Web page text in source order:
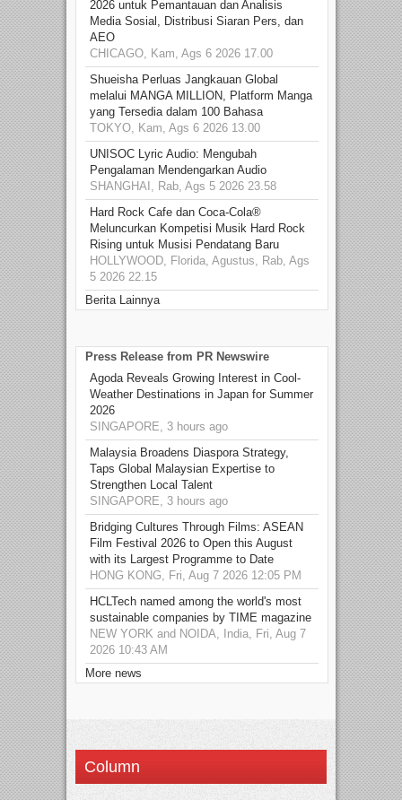
2026 untuk Pemantauan dan Analisis
Media Sosial, Distribusi Siaran Pers, dan
AEO
CHICAGO, Kam, Ags 6 2026 17.00
Shueisha Perluas Jangkauan Global
melalui MANGA MILLION, Platform Manga
yang Tersedia dalam 100 Bahasa
TOKYO, Kam, Ags 6 2026 13.00
UNISOC Lyric Audio: Mengubah
Pengalaman Mendengarkan Audio
SHANGHAI, Rab, Ags 5 2026 23.58
Hard Rock Cafe dan Coca-Cola®
Meluncurkan Kompetisi Musik Hard Rock
Rising untuk Musisi Pendatang Baru
HOLLYWOOD, Florida, Agustus, Rab, Ags
5 2026 22.15
Berita Lainnya
Press Release from PR Newswire
Agoda Reveals Growing Interest in Cool-
Weather Destinations in Japan for Summer
2026
SINGAPORE, 3 hours ago
Malaysia Broadens Diaspora Strategy,
Taps Global Malaysian Expertise to
Strengthen Local Talent
SINGAPORE, 3 hours ago
Bridging Cultures Through Films: ASEAN
Film Festival 2026 to Open this August
with its Largest Programme to Date
HONG KONG, Fri, Aug 7 2026 12:05 PM
HCLTech named among the world's most
sustainable companies by TIME magazine
NEW YORK and NOIDA, India, Fri, Aug 7
2026 10:43 AM
More news
Column